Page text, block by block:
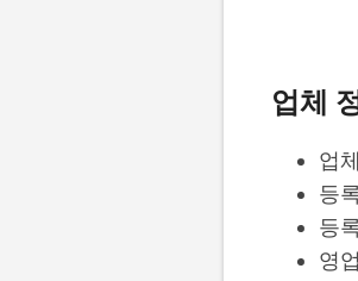
업체
업
등
등
영